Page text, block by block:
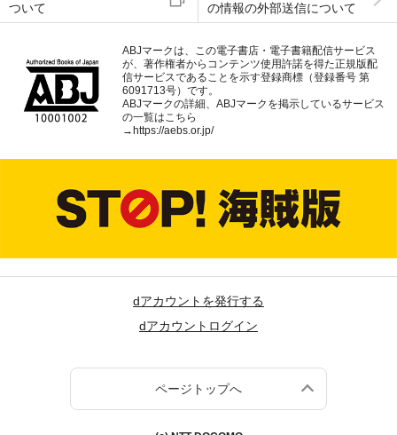
ついて
の情報の外部送信について
ABJマークは、この電子書店・電子書籍配信サービス
が、著作権者からコンテンツ使用許諾を得た正規版配
信サービスであることを示す登録商標（登録番号 第
6091713号）です。
ABJマークの詳細、ABJマークを掲示しているサービス
の一覧はこちら
→https://aebs.or.jp/
dアカウントを発行する
dアカウントログイン
ページトップへ